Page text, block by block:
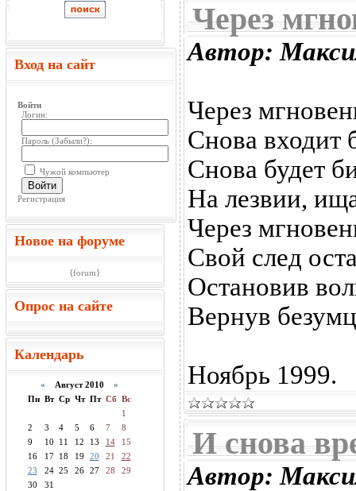
Вход на сайт
Войти
Логин:
Пароль (Забыли?):
Чужой компьютер
Войти
Регистрация
Новое на форуме
{forum}
Опрос на сайте
Календарь
« Август 2010 »
Пн Вт Ср Чт Пт Сб Вс
1
2
3 4 5 6 7
8
9
10 11 12 13 14
15
16
17 18 19 20 21
22
23
24 25 26 27 28
29
30
31
Через
Автор:
Через
Снова входит
Снова будет
На лезвии,
Через
Свой след
Остановив
Вернув
Ноябрь 1999.
И снова
Автор: